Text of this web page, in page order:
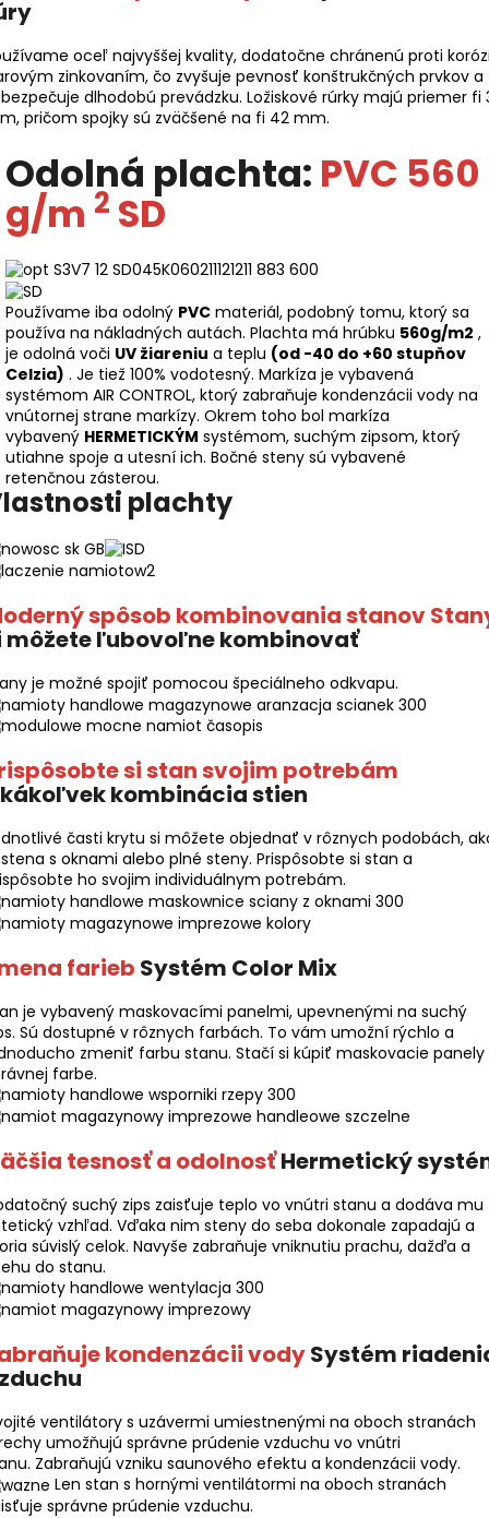
oceľ najvyššej kvality, dodatočne chránenú proti
zinkovaním, čo zvyšuje pevnosť konštrukčných prvkov a
dlhodobú prevádzku. Ložiskové rúrky majú priemer fi
pričom spojky sú zväčšené na fi 42 mm.
Odolná plachta: PVC 560
g/m 2 SD
Používame iba odolný PVC materiál, podobný tomu, ktorý sa
používa na nákladných autách. Plachta má hrúbku 560g/m2 ,
je odolná voči UV žiareniu a teplu (od -40 do +60 stupňov
Celzia) . Je tiež 100% vodotesný. Markíza je vybavená
systémom AIR CONTROL, ktorý zabraňuje kondenzácii vody na
vnútornej strane markízy. Okrem toho bol markíza
vybavený HERMETICKÝM systémom, suchým zipsom, ktorý
utiahne spoje a utesní ich. Bočné steny sú vybavené
retenčnou zásterou.
plachty
spôsob kombinovania stanov
môžete ľubovoľne kombinovať
je možné spojiť pomocou špeciálneho odkvapu.
si stan svojim potrebám
kombinácia stien
časti krytu si môžete objednať v rôznych podobách,
s oknami alebo plné steny. Prispôsobte si stan a
ho svojim individuálnym potrebám.
farieb Systém Color Mix
je vybavený maskovacími panelmi, upevnenými na suchý
Sú dostupné v rôznych farbách. To vám umožní rýchlo a
zmeniť farbu stanu. Stačí si kúpiť maskovacie panely
farbe.
tesnosť a odolnosťHermetický
suchý zips zaisťuje teplo vo vnútri stanu a dodáva mu
vzhľad. Vďaka nim steny do seba dokonale zapadajú a
súvislý celok. Navyše zabraňuje vniknutiu prachu, dažďa a
do stanu.
kondenzácii vodySystém
ventilátory s uzávermi umiestnenými na oboch stranách
umožňujú správne prúdenie vzduchu vo vnútri
Zabraňujú vzniku saunového efektu a kondenzácii vody.
Len stan s hornými ventilátormi na oboch stranách
správne prúdenie vzduchu.